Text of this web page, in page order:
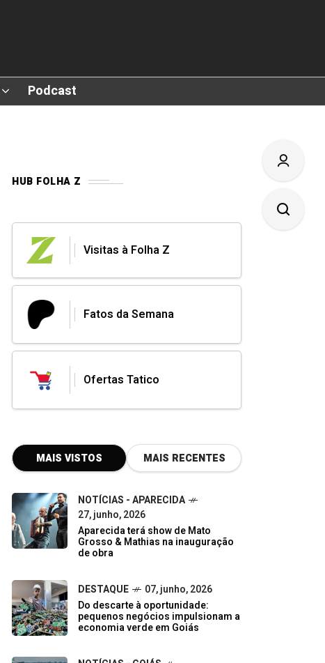
Podcast
HUB FOLHA Z
Visitas à Folha Z
Fatos da Semana
Ofertas Tatico
MAIS VISTOS MAIS RECENTES
NOTÍCIAS - APARECIDA
27, junho, 2026
Aparecida terá show de Mato
Grosso & Mathias na inauguração
de obra
DESTAQUE
07, junho, 2026
Do descarte à oportunidade:
pequenos negócios impulsionam a
economia verde em Goiás